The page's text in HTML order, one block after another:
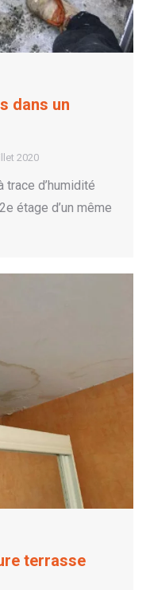
dans un
2020
trace d’humidité
étage d’un même
terrasse